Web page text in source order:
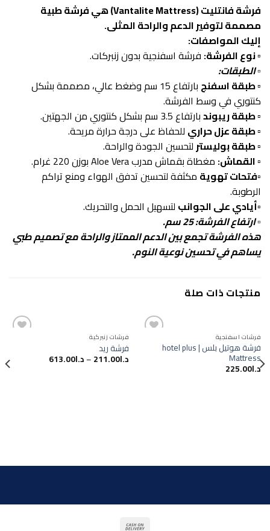
فرشة فانتليت (Vantalite Mattress) هي فرشة طبية
مصممة لتوفير الدعم والراحة المثلى.
إليك المواصفات:
▫️ نوع الفرشة: فرشة اسفنجية بدون زنبركات.
▫️ الطبقات:
▫️ طبقة اسفنج
بارتفاع 15 سم وضغط عالي، مصممة بشكل
كنتوري في وسط الفرشة.
▫️ طبقة ريبوندبارتفاع 3.5 سم بشكل كنتوري من الجهتين.
▫️ طبقة عزل حراري للحفاظ على درجة حرارة مريحة.
▫️ طبقة بوليستر لتحسين الجودة والراحة.
▫️ القماش: مغطاة بقماش مدرب Aloe Vera بوزن 220 غرام.
▫️فتحات تهوية مكثفة لتحسين تدفق الهواء ومنع تراكم
الرطوبة.
▫️أيادي على الجوانب لتسهيل الحمل والتحريك.
▫️ ارتفاع الفرشة: 25 سم.
هذه الفرشة تجمع بين الدعم الممتاز والراحة مع تصميم طبي
يساهم في تحسين نوعية النوم.
منتجات ذات صلة
فرشات اسفنجية
فرشة هوتيل بلس | hotel plus
Mattress
د.ا225.00
Add to
wishlist
فرشات زنبركية
فرشة ريد
د.ا211.00
–د.ا613.00